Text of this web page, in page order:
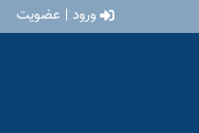
ورود | عضویت